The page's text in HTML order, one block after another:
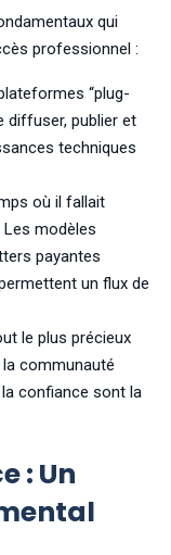
qui
professionnel :
“plug-
diffuser, publier et
techniques
où il fallait
Les modèles
payantes
un flux de
le plus précieux
communauté
la confiance sont la
: Un